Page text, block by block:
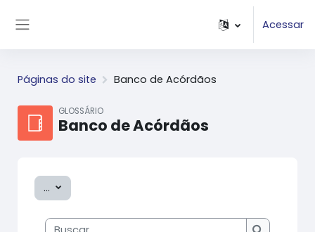
Acessar
Páginas do site Banco de Acórdãos
GLOSSÁRIO
Banco de Acórdãos
... Exportar itens
Buscar